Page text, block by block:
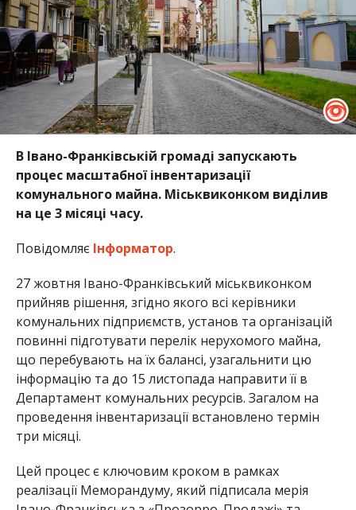
В Івано-Франківській громаді запускають
процес масштабної інвентаризації
комунального майна. Міськвиконком виділив
на це 3 місяці часу.
ПовідомляєІнформатор.
27 жовтня Івано-Франківський міськвиконком
прийняв рішення, згідно якого всі керівники
комунальних підприємств, установ та організацій
повинні підготувати перелік нерухомого майна,
що перебувають на їх балансі, узагальнити цю
інформацію та до 15 листопада направити її в
Департамент комунальних ресурсів. Загалом на
проведення інвентаризації встановлено термін
три місяці.
Цей процес є ключовим кроком в рамках
реалізації Меморандуму, який підписала мерія